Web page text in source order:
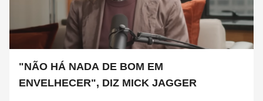
"NÃO HÁ NADA DE BOM EM
ENVELHECER", DIZ MICK JAGGER